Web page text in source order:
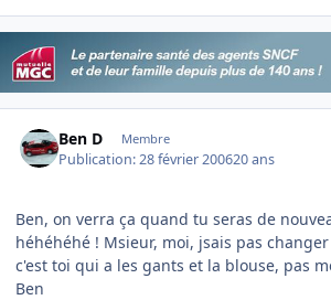
Ben D Membre
Publication:28 février 200620 ans
Ben, on verra ça quand tu seras de
héhéhéhé ! Msieur, moi, jsais pas
c'est toi qui a les gants et la blouse, pas
Ben